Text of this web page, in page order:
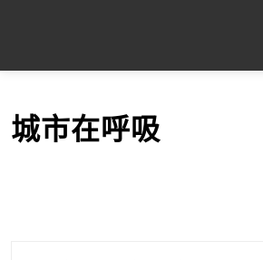
p
城市在呼吸